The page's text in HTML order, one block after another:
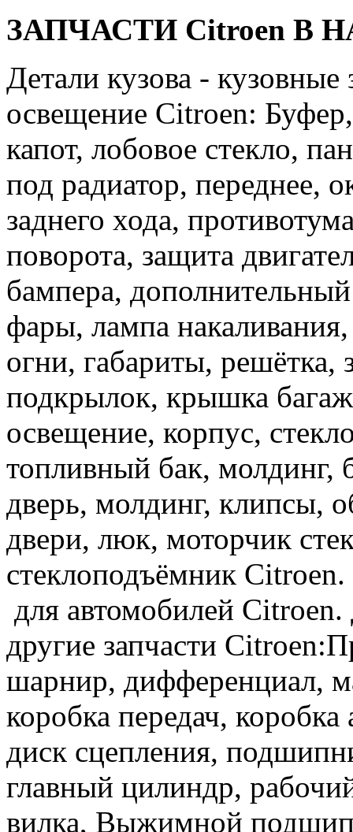
ЗАПЧАСТИ Citroen В
Детали кузова - кузовные
освещение Citroen:
капот, лобовое стекло,
под радиатор, переднее,
заднего хода,
поворота, защита
бампера,
фары, лампа
огни, габариты, решётка,
подкрылок, крышка
освещение, корпус,
топливный бак, молдинг,
дверь, молдинг, клипсы,
двери, люк, моторчик
стеклоподъёмник
для автомобилей
другие запчасти
шарнир, дифференциал,
коробка передач,
диск сцепления,
главный цилиндр,
вилка, Выжимной